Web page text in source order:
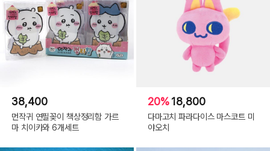
38,400
먼작귀 연필꽂이 책상정리함 가르
마 치이카와 6개세트
20%18,800
다마고치 파라다이스 마스코트 미
야오치